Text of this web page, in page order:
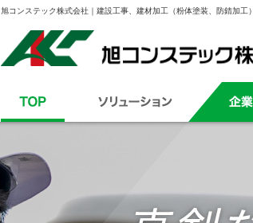
旭コンステック株式会社｜建設工事、建材加工（粉体塗装、防錆加工）